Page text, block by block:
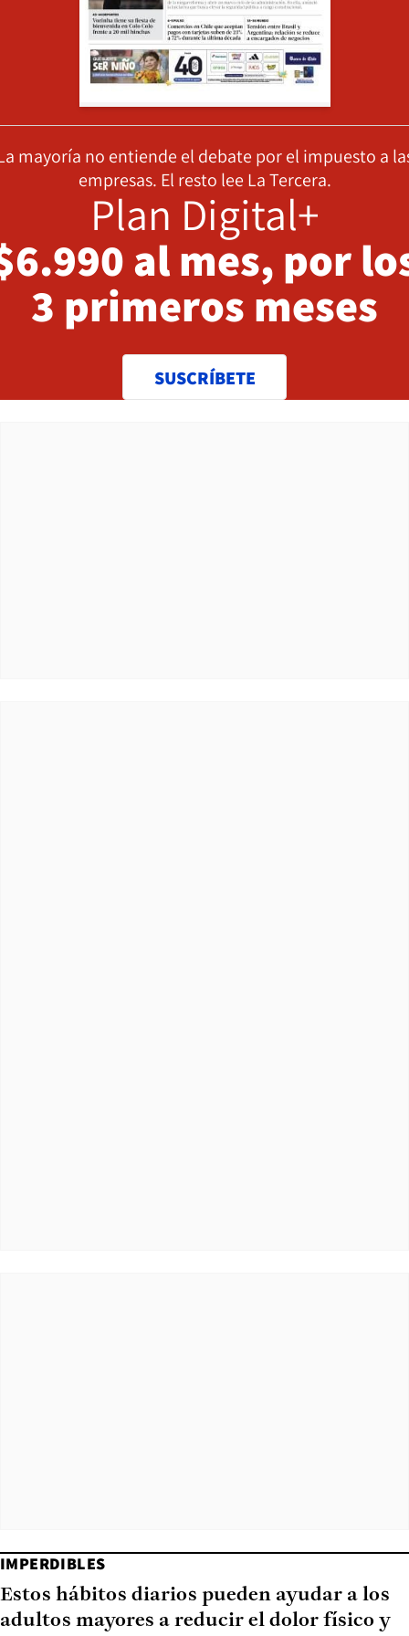
mayoría no entiende el debate por el impuesto a
empresas. El resto lee La Tercera.
Plan Digital+
al mes, por
3 primeros meses
SUSCRÍBETE
IMPERDIBLES
Estos hábitos diarios pueden ayudar a los
adultos mayores a reducir el dolor físico y